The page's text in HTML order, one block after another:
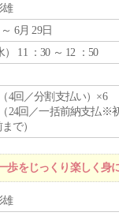
6月 29日
） 11 ：30 ～ 12 ：50
4回／分割支払い）×6
（24回／一括前納支払※
で）
をじっくり楽しく身